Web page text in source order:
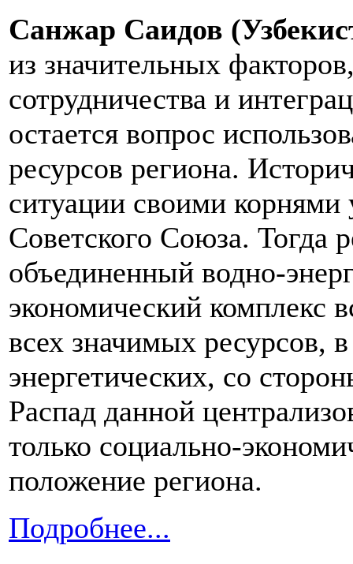
Санжар Саидов
из значительных
сотрудничества и
остается вопрос
ресурсов региона.
ситуации своими
Советского Союза. Тогда
объединенный водно-
экономический комплекс
всех значимых ресурсов,
энергетических, со
Распад данной
только социально-
положение региона.
Подробнее...